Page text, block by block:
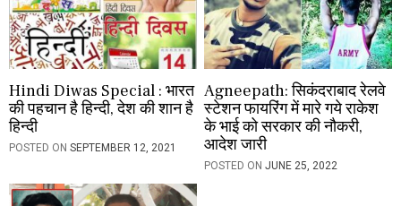
Hindi Diwas Special : भारत
की पहचान है हिन्दी, देश की शान है
हिन्दी
POSTED ON SEPTEMBER 12, 2021
Agneepath: सिकंदराबाद रेलवे
स्टेशन फायरिंग में मारे गये राकेश
के भाई को सरकार की नौकरी,
आदेश जारी
POSTED ONJUNE 25, 2022